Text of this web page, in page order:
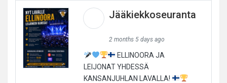
Jääkiekkoseuranta
2 months 5 days ago
ELLINOORA JA
LEIJONAT YHDESSÄ
KANSANJUHLAN LAVALLA!